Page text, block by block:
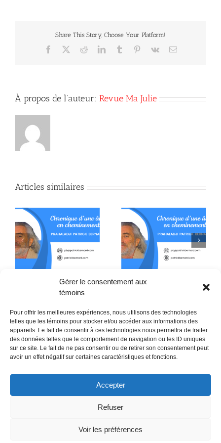
Gérer le consentement aux
témoins
Pour offrir les meilleures expériences, nous utilisons des technologies
telles que les témoins pour stocker et/ou accéder aux informations des
appareils. Le fait de consentir à ces technologies nous permettra de traiter
des données telles que le comportement de navigation ou les ID uniques
sur ce site. Le fait de ne pas consentir ou de retirer son consentement peut
avoir un effet négatif sur certaines caractéristiques et fonctions.
Accepter
Refuser
Voir les préférences
Share This Story, Choose Your Platform!
Facebook RedditLinkedInTumblr Pinterest
Vk Courriel
À propos de l’auteur: Revue Ma Julie
Articles similaires
De l’usage du mot
Dieu dans l’art abstrait
Les Totems de
l’indifférence
POLITIQUE CONFIDENTIALITÉES
Politique de témoins (CA)